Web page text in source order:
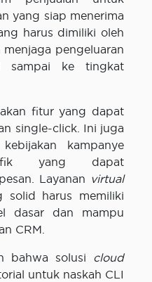
yang siap menerima
harus dimiliki oleh
pengeluaran
sampai ke tingkat
fitur yang dapat
single-click. Ini juga
kampanye
yang dapat
Layanan virtual
harus memiliki
dasar dan mampu
CRM.
bahwa solusi cloud
untuk naskah CLI